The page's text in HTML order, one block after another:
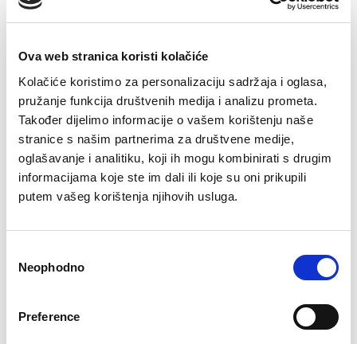
Ova web stranica koristi kolačiće
Kolačiće koristimo za personalizaciju sadržaja i oglasa,
pružanje funkcija društvenih medija i analizu prometa.
Također dijelimo informacije o vašem korištenju naše
stranice s našim partnerima za društvene medije,
oglašavanje i analitiku, koji ih mogu kombinirati s drugim
informacijama koje ste im dali ili koje su oni prikupili
putem vašeg korištenja njihovih usluga.
Selection
Neophodno
Preference
Spavaćica Rubi
Šifra artikla: SLO-GD08229-000
COLOR
VELIČINE ZA ŽENE
36 38 40 42 44
Kalkulator velicine
- +